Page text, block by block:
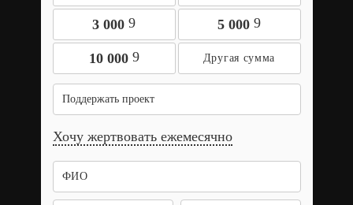
3 000 9 5 000 9
10 000 9
Поддержать проект
Хочу жертвовать ежемесячно